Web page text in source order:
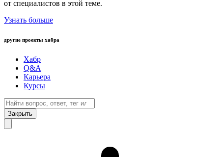
от специалистов в этой теме.
Узнать больше
другие проекты хабра
Хабр
Q&A
Карьера
Курсы
Закрыть